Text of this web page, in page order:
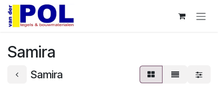
Overslaan naar inhoud
Samira
Samira